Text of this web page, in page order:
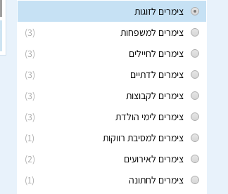
צימרים לזוגות
(3)
צימרים למשפחות
(3)
צימרים לחיילים
(3)
צימרים לדתיים
(3)
צימרים לקבוצות
(3)
צימרים לימי הולדת
(1)
צימרים למסיבת רווקות
(2)
צימרים לאירועים
(1)
צימרים לחתונה